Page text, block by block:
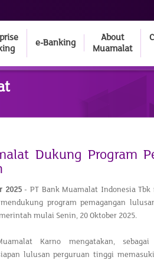
e-Banking
About
Muamalat
Dukung Program
2025- PT Bank Muamalat Indonesia
program pemagangan
mulai Senin, 20 Oktober 2025.
Karno mengatakan, sebagai
lulusan perguruan tinggi